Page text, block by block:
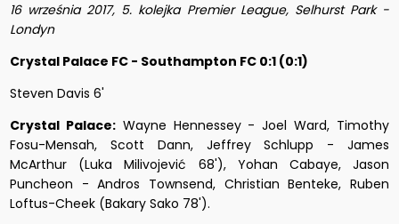
16 września 2017, 5. kolejka Premier League, Selhurst Park -
Londyn
Crystal Palace FC - Southampton FC 0:1 (0:1)
Steven Davis 6'
Crystal Palace: Wayne Hennessey - Joel Ward, Timothy
Fosu-Mensah, Scott Dann, Jeffrey Schlupp - James
McArthur (Luka Milivojević 68'), Yohan Cabaye, Jason
Puncheon - Andros Townsend, Christian Benteke, Ruben
Loftus-Cheek (Bakary Sako 78').